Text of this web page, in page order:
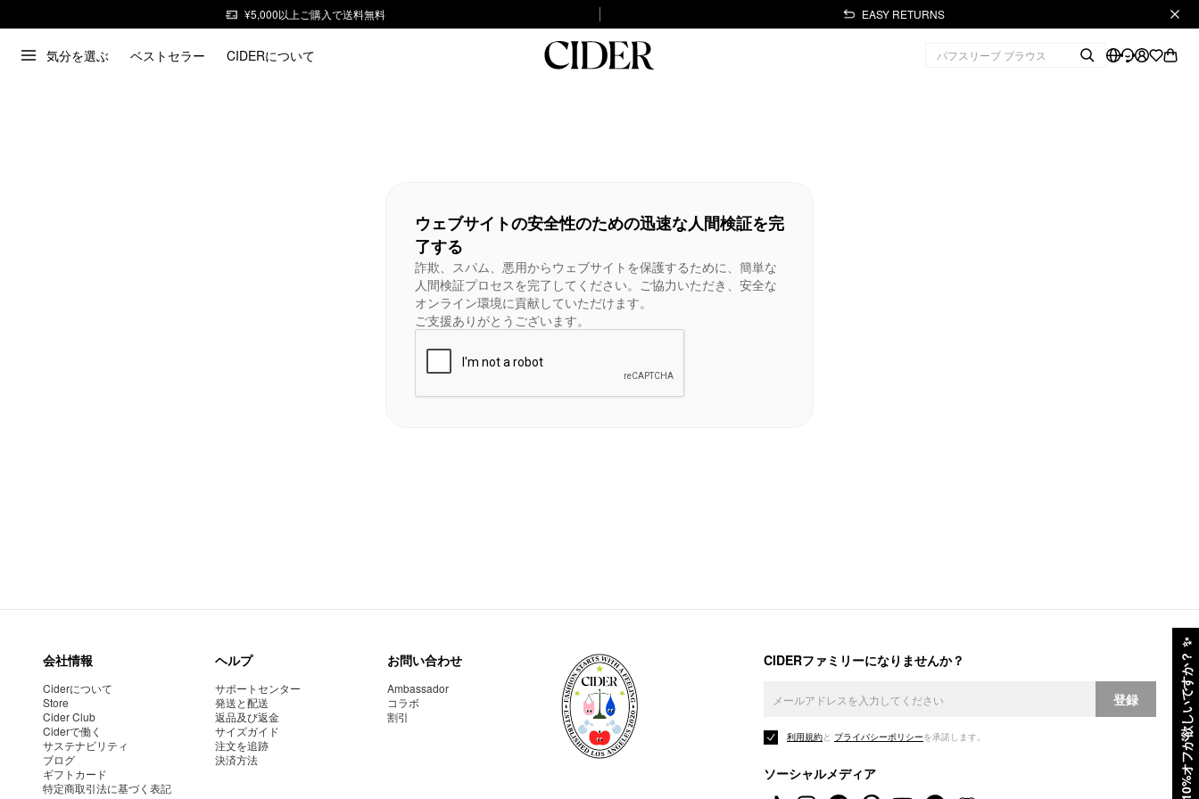
¥5,000以上ご購入で送料無料 EASY RETURNS
気分を選ぶ ベストセラー CIDERについて
10%オフが欲しいですか？
✨
ウェブサイトの安全性のための迅速な人間検証を完
了する
詐欺、スパム、悪用からウェブサイトを保護するために、簡単な
人間検証プロセスを完了してください。ご協力いただき、安全な
オンライン環境に貢献していただけます。
ご支援ありがとうございます。
会社情報
Ciderについて
Store
Cider Club
Ciderで働く
サステナビリティ
ブログ
ギフトカード
特定商取引法に基づく表記
ヘルプ
サポートセンター
発送と配送
返品及び返金
サイズガイド
注文を追跡
決済方法
お問い合わせ
Ambassador
コラボ
割引
CIDERファミリーになりませんか？
登録
利用規約と プライバシーポリシーを承諾します。
ソーシャルメディア